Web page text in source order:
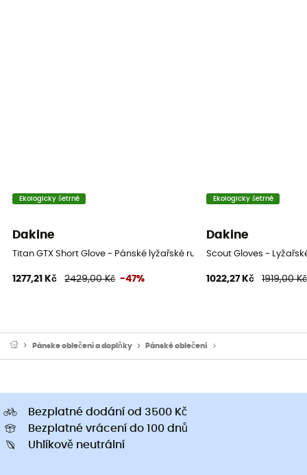
Ekologicky šetrné
Dakine
Titan GTX Short Glove - Pánské lyžařské rukavice
1277,21 Kč 2429,00 Kč -47%
Ekologicky šetrné
Dakine
Scout Gloves -
1022,27 Kč 1919,00 Kč
Pánske oblečeni a doplňky Pánské oblečení
Bezplatné dodání od 3500 Kč
Bezplatné vrácení do 100 dnů
Uhlíkově neutrální